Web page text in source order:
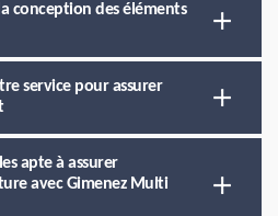
conception des éléments
service pour assurer
apte à assurer
avec Gimenez Multi